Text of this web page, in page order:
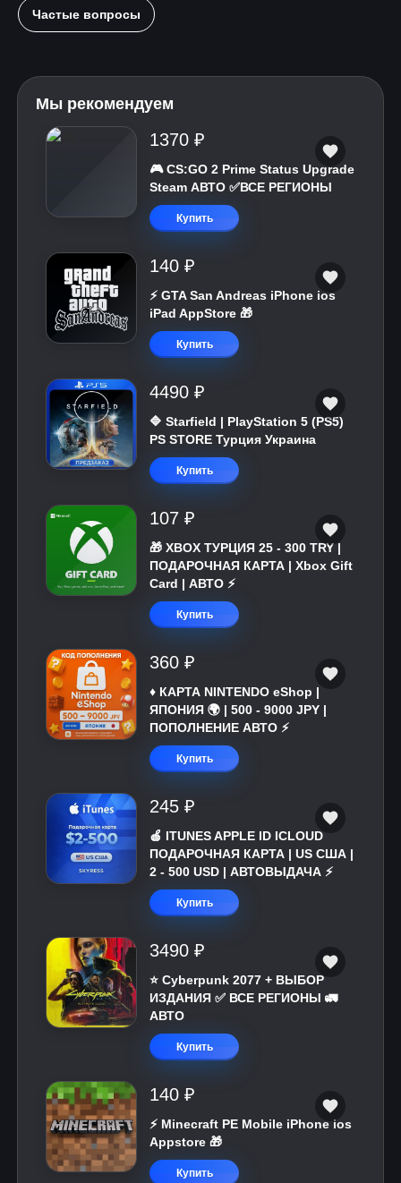
Частые вопросы
Мы рекомендуем
1370 ₽
🎮 CS:GO 2 Prime Status Upgrade
Steam АВТО ✅ВСЕ РЕГИОНЫ
Купить
140 ₽
⚡️ GTA San Andreas iPhone ios
iPad AppStore 🎁
Купить
4490 ₽
🔷 Starfield | PlayStation 5 (PS5)
PS STORE Турция Украина
Купить
107 ₽
🎁 XBOX ТУРЦИЯ 25 - 300 TRY |
ПОДАРОЧНАЯ КАРТА | Xbox Gift
Card | АВТО ⚡
Купить
360 ₽
♦️ КАРТА NINTENDO eShop |
ЯПОНИЯ 🌍 | 500 - 9000 JPY |
ПОПОЛНЕНИЕ АВТО ⚡
Купить
245 ₽
🍎 ITUNES APPLE ID ICLOUD
ПОДАРОЧНАЯ КАРТА | US США |
2 - 500 USD | АВТОВЫДАЧА ⚡️
Купить
3490 ₽
⭐ Cyberpunk 2077 + ВЫБОР
ИЗДАНИЯ ✅ ВСЕ РЕГИОНЫ 🚛
АВТО
Купить
140 ₽
⚡️ Minecraft PE Mobile iPhone ios
Appstore 🎁
Купить